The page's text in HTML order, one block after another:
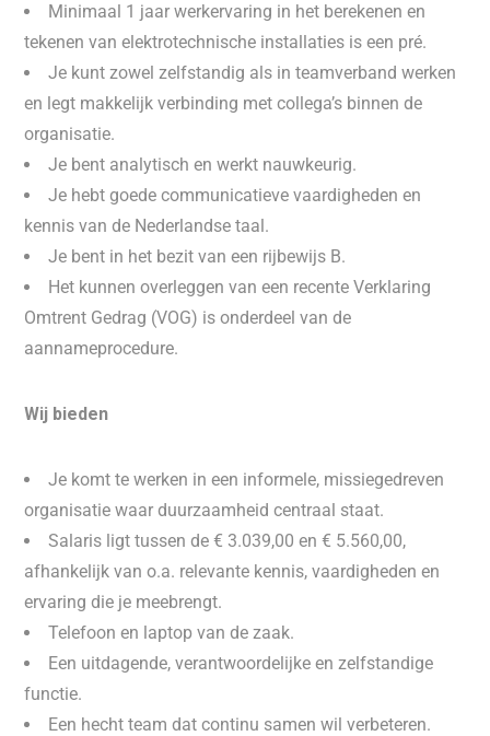
Minimaal 1 jaar werkervaring in het berekenen en
tekenen van elektrotechnische installaties is een pré.
Je kunt zowel zelfstandig als in teamverband werken
en legt makkelijk verbinding met collega’s binnen de
organisatie.
Je bent analytisch en werkt nauwkeurig.
Je hebt goede communicatieve vaardigheden en
kennis van de Nederlandse taal.
Je bent in het bezit van een rijbewijs B.
Het kunnen overleggen van een recente Verklaring
Omtrent Gedrag (VOG) is onderdeel van de
aannameprocedure.
Wij bieden
Je komt te werken in een informele, missiegedreven
organisatie waar duurzaamheid centraal staat.
Salaris ligt tussen de € 3.039,00 en € 5.560,00,
afhankelijk van o.a. relevante kennis, vaardigheden en
ervaring die je meebrengt.
Telefoon en laptop van de zaak.
Een uitdagende, verantwoordelijke en zelfstandige
functie.
Een hecht team dat continu samen wil verbeteren.